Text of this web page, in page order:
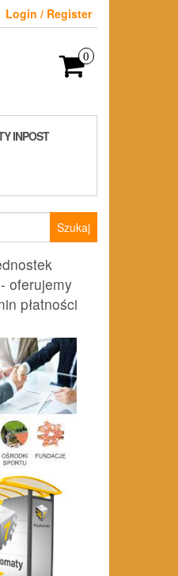
Login / Register
0
INPOST
oferujemy
płatności